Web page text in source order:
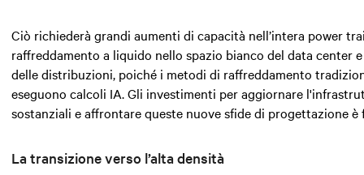
Ciò richiederà grandi aumenti di capacità nell’intera power
raffreddamento a liquido nello spazio bianco del data center
delle distribuzioni, poiché i metodi di raffreddamento
eseguono calcoli IA. Gli investimenti per aggiornare
sostanziali e affrontare queste nuove sfide di progettazione è
La transizione verso l’alta densità